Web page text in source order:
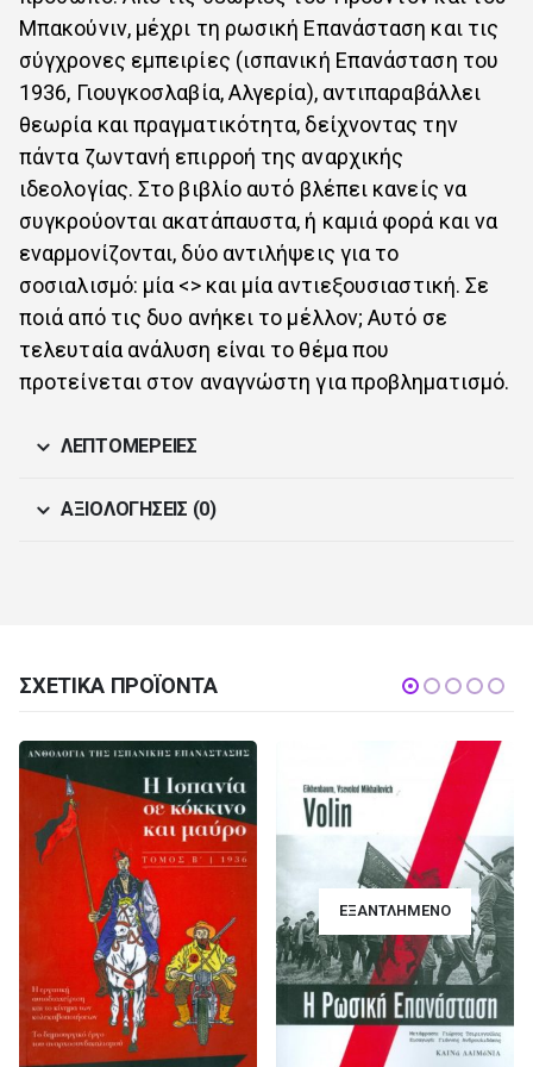
Μπακούνιν, μέχρι τη ρωσική Επανάσταση και τις
σύγχρονες εμπειρίες (ισπανική Επανάσταση του
1936, Γιουγκοσλαβία, Αλγερία), αντιπαραβάλλει
θεωρία και πραγματικότητα, δείχνοντας την
πάντα ζωντανή επιρροή της αναρχικής
ιδεολογίας. Στο βιβλίο αυτό βλέπει κανείς να
συγκρούονται ακατάπαυστα, ή καμιά φορά και να
εναρμονίζονται, δύο αντιλήψεις για το
σοσιαλισμό: μία <> και μία αντιεξουσιαστική. Σε
ποιά από τις δυο ανήκει το μέλλον; Αυτό σε
τελευταία ανάλυση είναι το θέμα που
προτείνεται στον αναγνώστη για προβληματισμό.
ΛΕΠΤΟΜΈΡΕΙΕΣ
ΑΞΙΟΛΟΓΉΣΕΙΣ (0)
ΣΧΕΤΙΚΆ ΠΡΟΪΌΝΤΑ
ΕΞΑΝΤΛΗΜΈΝΟ